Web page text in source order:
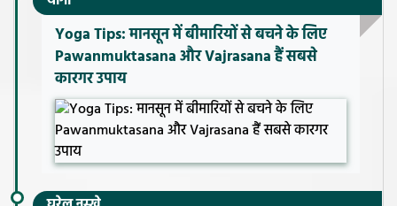
Yoga Tips: मानसून में बीमारियों से बचने के लिए
Pawanmuktasana और Vajrasana हैं सबसे
कारगर उपाय